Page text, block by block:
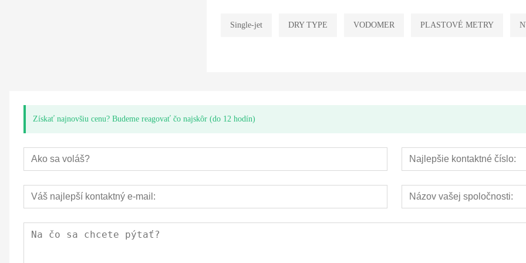
Single-jet DRY TYPE VODOMER PLASTOVÉ METRY
Získať najnovšiu cenu? Budeme reagovať čo najskôr (do 12 hodín)